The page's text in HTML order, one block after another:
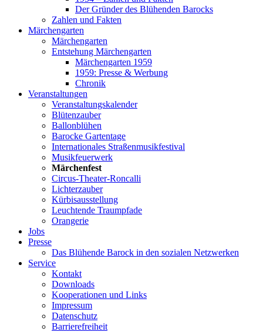
Der Gründer des Blühenden Barocks
Zahlen und Fakten
Märchengarten
Märchengarten
Entstehung Märchengarten
Märchengarten 1959
1959: Presse & Werbung
Chronik
Veranstaltungen
Veranstaltungskalender
Blütenzauber
Ballonblühen
Barocke Gartentage
Internationales Straßenmusikfestival
Musikfeuerwerk
Märchenfest
Circus-Theater-Roncalli
Lichterzauber
Kürbisausstellung
Leuchtende Traumpfade
Orangerie
Jobs
Presse
Das Blühende Barock in den sozialen Netzwerken
Service
Kontakt
Downloads
Kooperationen und Links
Impressum
Datenschutz
Barrierefreiheit